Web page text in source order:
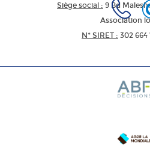
Siège social : 9 Bd
Association
N* SIRET : 302 664